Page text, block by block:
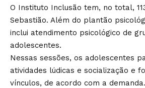
O Instituto Inclusão tem, no total,
Sebastião. Além do plantão
inclui atendimento psicológico de
adolescentes.
Nessas sessões, os adolescentes
atividades lúdicas e socialização e
vínculos, de acordo com a demanda.